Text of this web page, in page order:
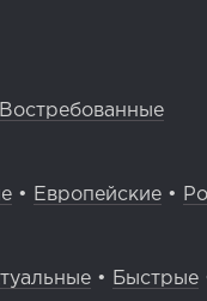
Востребованные
• Европейские •
• Быстрые